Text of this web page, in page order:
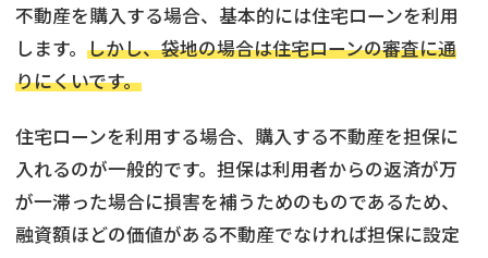
不動産を購入する場合、基本的には住宅ローンを利用
します。 しかし、袋地の場合は住宅ローンの審査に通
りにくいです。
住宅ローンを利用する場合、購入する不動産を担保に
入れるのが一般的です。担保は利用者からの返済が万
が一滞った場合に損害を補うためのものであるため、
融資額ほどの価値がある不動産でなければ担保に設定